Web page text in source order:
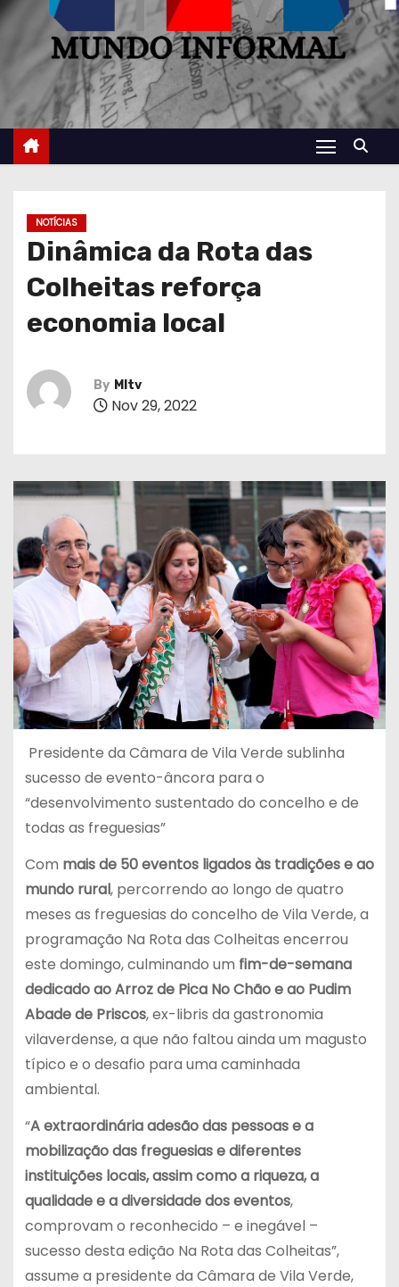
NOTÍCIAS
Dinâmica da Rota das
Colheitas reforça
economia local
By MItv
Nov 29, 2022
Presidente da Câmara de Vila Verde sublinha
sucesso de evento-âncora para o
“desenvolvimento sustentado do concelho e de
todas as freguesias”
Com mais de 50 eventos ligados às tradições e ao
mundo rural, percorrendo ao longo de quatro
meses as freguesias do concelho de Vila Verde, a
programação Na Rota das Colheitas encerrou
este domingo, culminando um fim-de-semana
dedicado ao Arroz de Pica No Chão e ao Pudim
Abade de Priscos, ex-libris da gastronomia
vilaverdense, a que não faltou ainda um magusto
típico e o desafio para uma caminhada
ambiental.
“A extraordinária adesão das pessoas e a
mobilização das freguesias e diferentes
instituições locais, assim como a riqueza, a
qualidade e a diversidade dos eventos,
comprovam o reconhecido – e inegável –
sucesso desta edição Na Rota das Colheitas”,
assume a presidente da Câmara de Vila Verde,